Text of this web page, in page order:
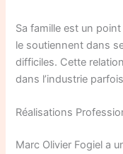
Sa famille est un
le soutiennent dans
difficiles. Cette
dans l’industrie
Réalisations
Marc Olivier Fogiel a